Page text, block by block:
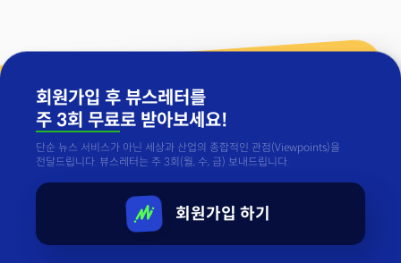
회원가입 후 뷰스레터를
주 3회 무료로 받아보세요!
단순 뉴스 서비스가 아닌 세상과 산업의 종합적인 관점(Viewpoints)을
전달드립니다. 뷰스레터는 주 3회(월, 수, 금) 보내드립니다.
회원가입 하기